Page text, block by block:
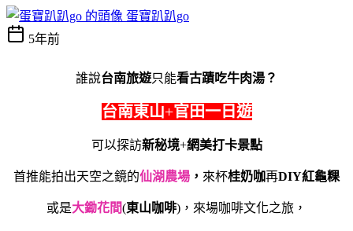
蛋寶趴趴go
5年前
誰說台南旅遊只能看古蹟吃牛肉湯 ？
台南東山+官田一日遊
可以探訪新秘境+網美打卡景點
首推能拍出天空之鏡的仙湖農場 ， 來杯桂奶咖再DIY紅龜粿
或是大鋤花間(東山咖啡)，來場咖啡文化之旅，